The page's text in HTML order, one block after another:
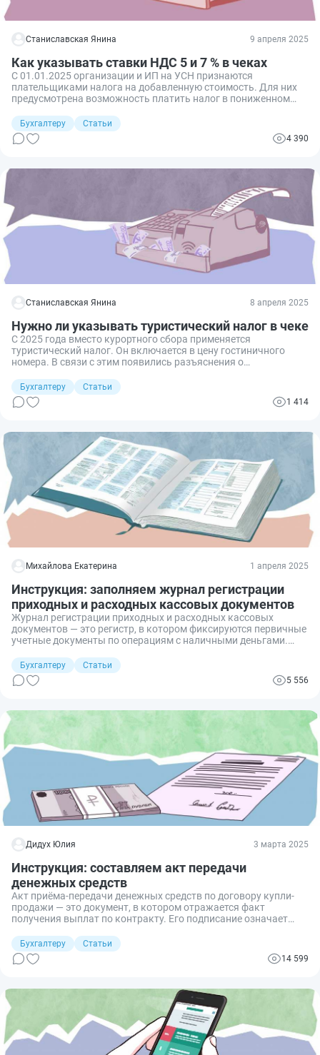
Станиславская Янина 9 апреля 2025
Как указывать ставки НДС 5 и 7 % в чеках
С 01.01.2025 организации и ИП на УСН признаются
плательщиками налога на добавленную стоимость. Для них
предусмотрена возможность платить налог в пониженном
Расскажу, что по этому поводу рекомендует налоговая и
покажу на примере.
Бухгалтеру
Статьи
4 390
Станиславская Янина 8 апреля 2025
Нужно ли указывать туристический налог в чеке
С 2025 года вместо курортного сбора применяется
туристический налог. Он включается в цену гостиничного
номера. В связи с этим появились разъяснения о
пробивать ли туристический налог в кассовом чеке.
Бухгалтеру
Статьи
1 414
Михайлова Екатерина 1 апреля 2025
Инструкция: заполняем журнал регистрации
приходных и расходных кассовых документов
Журнал регистрации приходных и расходных кассовых
документов — это регистр, в котором фиксируются первичные
учетные документы по операциям с наличными деньгами.
государственного сектора.
Бухгалтеру
Статьи
5 556
Дидух Юлия 3 марта 2025
Инструкция: составляем акт передачи
денежных средств
Акт приёма-передачи денежных средств по договору купли-
продажи — это документ, в котором отражается факт
получения выплат по контракту. Его подписание означает
Бухгалтеру
Статьи
14 599